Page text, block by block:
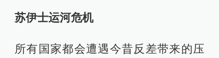
苏伊士运河危机
所有国家都会遭遇今昔反差带来的压